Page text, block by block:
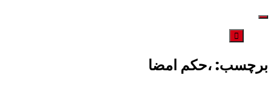
برچسب: ،حکم امضا